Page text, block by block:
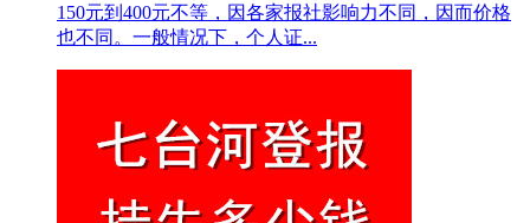
150元到400元不等，因各家报社影响力不同，因而价格
也不同。一般情况下，个人证...